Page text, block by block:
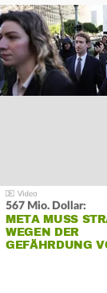
567 Mio. Dollar:
META MUSS
WEGEN DER
GEFÄHRDUNG